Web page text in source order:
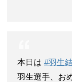
本日は #羽生
羽生選手、お